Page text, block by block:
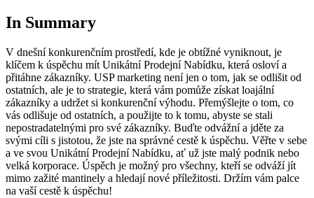
In Summary
V dnešní konkurenčním prostředí, ⁢kde je obtížné ⁣vyniknout, je
klíčem k úspěchu mít Unikátní Prodejní Nabídku, která osloví⁢ a
přitáhne zákazníky. USP marketing není jen o ​tom, jak⁤ se‌ odlišit od
ostatních, ale je to strategie, ‍která vám ‍pomůže získat loajální
zákazníky a udržet⁣ si konkurenční výhodu. Přemýšlejte o tom, co ​
vás⁢ odlišuje od ⁤ostatních, a použijte​ to⁤ k‍ tomu, ‌abyste ⁤se ⁣stali
nepostradatelnými ⁣pro své zákazníky. Buďte⁤ odvážní a jděte za
svými‍ cíli s jistotou, že jste na správné cestě⁤ k úspěchu. Věřte v‌ sebe
a ve svou Unikátní ⁣Prodejní Nabídku, ať už jste ​malý podnik nebo
velká korporace. Úspěch je možný pro ​všechny,⁣ kteří ‍se odváží jít
mimo⁢ zažité mantinely a hledají nové příležitosti. ‍Držím​ vám palce
na vaší ⁢cestě k ⁣úspěchu!